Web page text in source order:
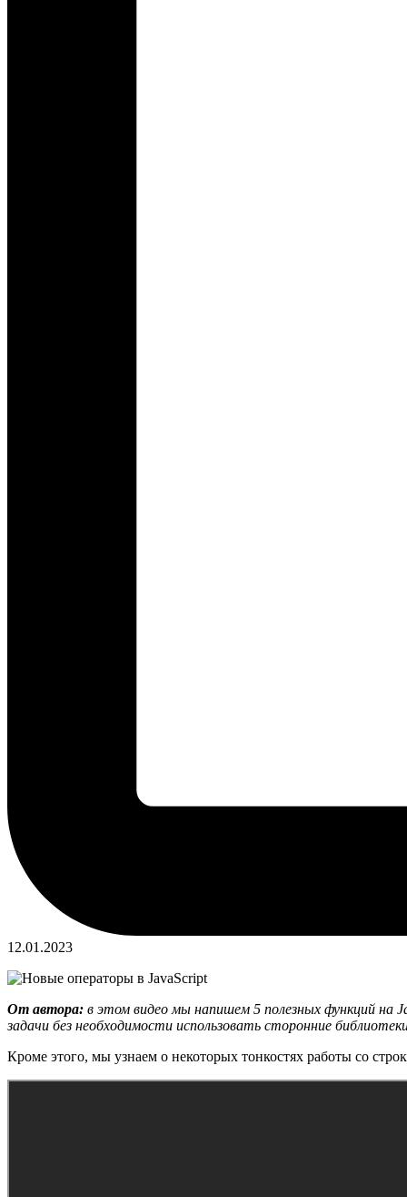
12.01.2023
От автора: в этом видео мы напишем 5 полезных функций на
задачи без необходимости использовать сторонние
Кроме этого, мы узнаем о некоторых тонкостях работы со